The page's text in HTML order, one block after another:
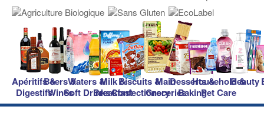
Apéritifs &
Digestifs
Beers &
Wines
Waters &
Soft Drinks
Milk &
Breakfast
Biscuits &
Confectionery
Main
Groceries
Desserts &
Baking
Household &
Pet Care
Beauty